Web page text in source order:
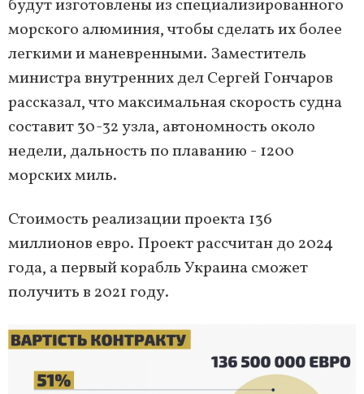
будут изготовлены из специализированного
морского алюминия, чтобы сделать их более
легкими и маневренными. Заместитель
министра внутренних дел Сергей Гончаров
рассказал, что максимальная скорость судна
составит 30-32 узла, автономность около
недели, дальность по плаванию - 1200
морских миль.
Стоимость реализации проекта 136
миллионов евро. Проект рассчитан до 2024
года, а первый корабль Украина сможет
получить в 2021 году.